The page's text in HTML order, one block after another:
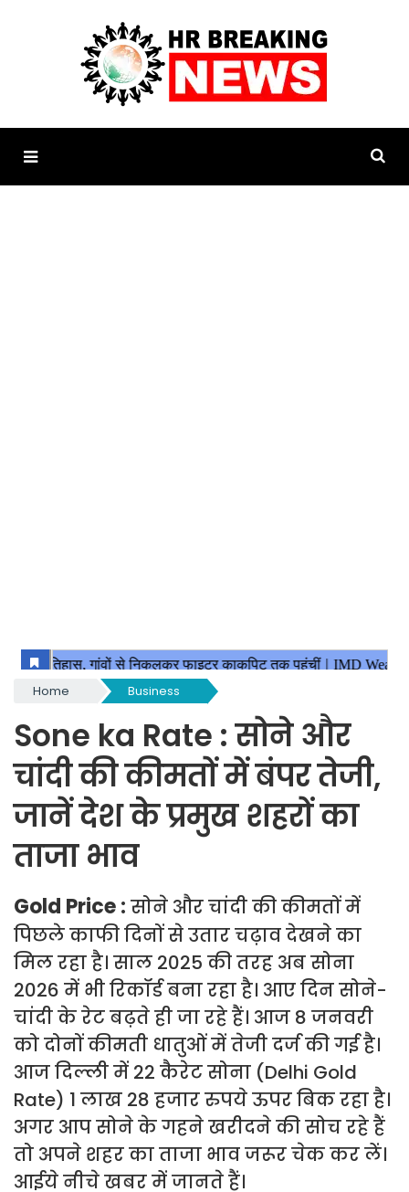
Home Business
Sone ka Rate : सोने और
चांदी की कीमतों में बंपर तेजी,
जानें देश के प्रमुख शहरों का
ताजा भाव
Gold Price : सोने और चांदी की कीमतों में
पिछले काफी दिनों से उतार चढ़ाव देखने का
मिल रहा है। साल 2025 की तरह अब सोना
2026 में भी रिकॉर्ड बना रहा है। आए दिन सोने-
चांदी के रेट बढ़ते ही जा रहे हैं। आज 8 जनवरी
को दोनों कीमती धातुओं में तेजी दर्ज की गई है।
आज दिल्ली में 22 कैरेट सोना (Delhi Gold
Rate) 1 लाख 28 हजार रुपये ऊपर बिक रहा है।
अगर आप सोने के गहने खरीदने की सोच रहे हैं
तो अपने शहर का ताजा भाव जरूर चेक कर लें।
आईये नीचे खबर में जानते हैं।